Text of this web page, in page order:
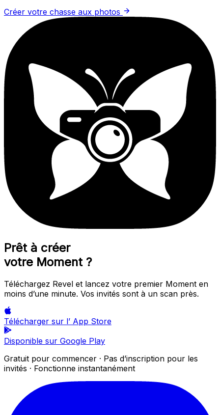
Créer votre chasse aux photos
Prêt à créer
votre Moment ?
Téléchargez Revel et lancez votre premier Moment en
moins d’une minute. Vos invités sont à un scan près.
Télécharger sur l’ App Store
Disponible sur Google Play
Gratuit pour commencer · Pas d’inscription pour les
invités · Fonctionne instantanément